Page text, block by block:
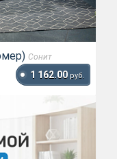
Сонит
1 162.00 руб.